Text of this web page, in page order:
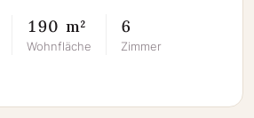
190 m²
Wohnfläche
6
Zimmer